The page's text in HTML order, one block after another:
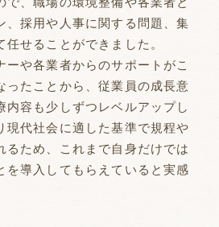
、採用や人事に関する問題、集
せることができました。
ーや各業者からのサポートがこ
ったことから、従業員の成長意
内容も少しずつレベルアップし
現代社会に適した基準で規程や
るため、これまで自身だけでは
を導入してもらえていると実感